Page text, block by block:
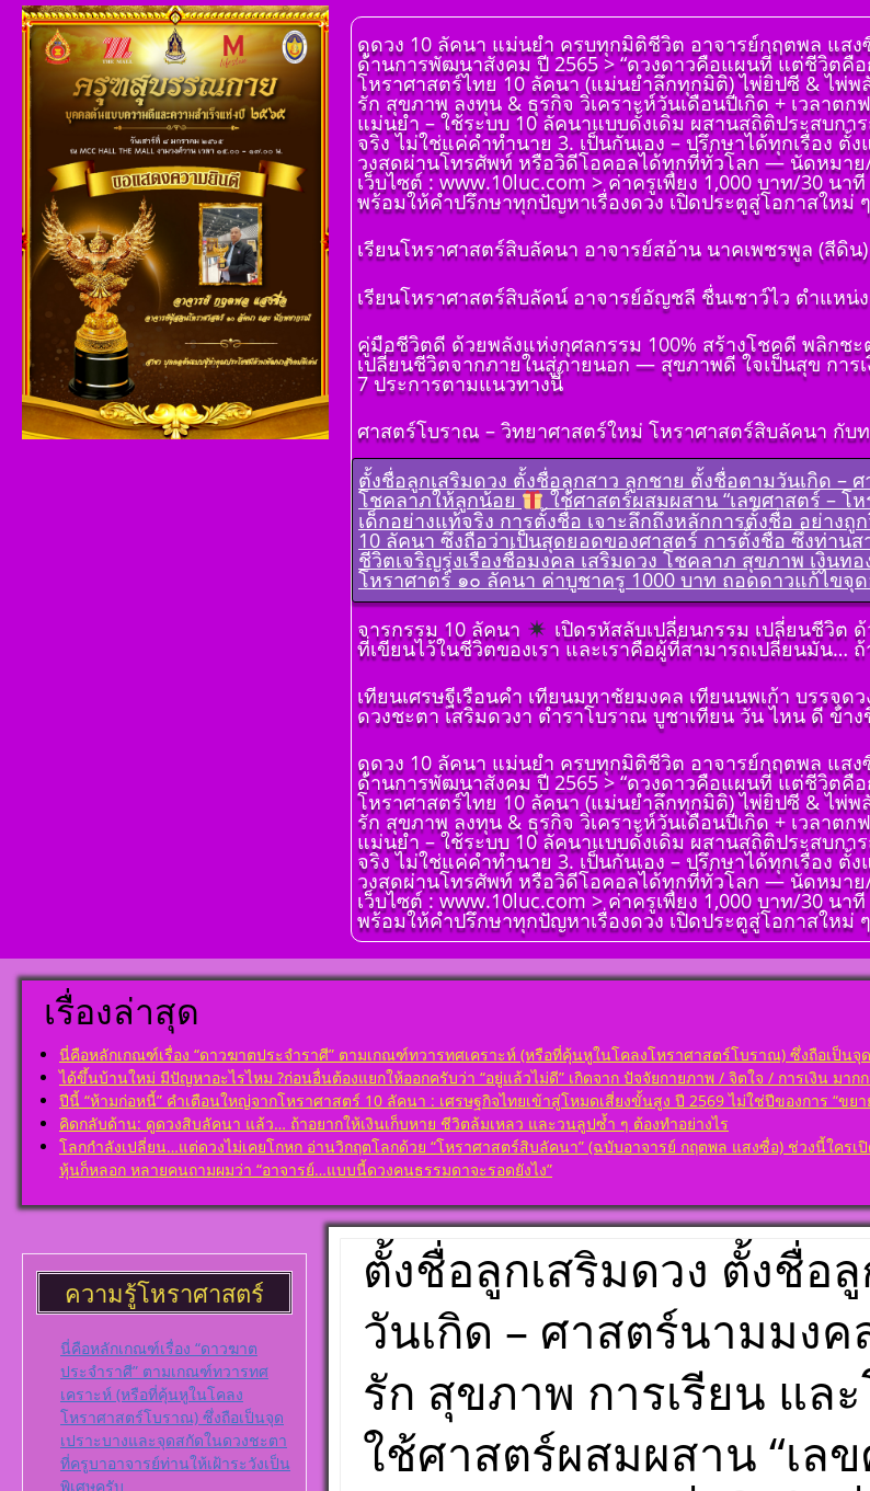
ดูดวง 10 ลัคนา แม่นยำ ครบทุกมิติชีวิต อาจารย์กฤตพล แส
ด้านการพัฒนาสังคม ปี 2565 > “ดวงดาวคือแผนที่ แต่ชีวิตคื
โหราศาสตร์ไทย 10 ลัคนา (แม่นยำลึกทุกมิติ) ไพ่ยิปซี & ไพ่พ
รัก สุขภาพ ลงทุน & ธุรกิจ วิเคราะห์วันเดือนปีเกิด + เวลาต
แม่นยำ – ใช้ระบบ 10 ลัคนาแบบดั้งเดิม ผสานสถิติประสบก
จริง ไม่ใช่แค่คำทำนาย 3. เป็นกันเอง – ปรึกษาได้ทุกเรื่อง
วงสดผ่านโทรศัพท์ หรือวิดีโอคอลได้ทุกที่ทั่วโลก — นัดหมาย
เว็บไซต์ : www.10luc.com > ค่าครูเพียง 1,000 บาท/30
พร้อมให้คำปรึกษาทุกปัญหาเรื่องดวง เปิดประตูสู่โอกาสให
เรียนโหราศาสตร์สิบลัคนา อาจารย์สอ้าน นาคเพชรพูล (สีดิ
โ ห ร า ส า ด (ฉบับ
เรียนรู้โดยไม่ต้องถาม)
พูล(สีดิน) บทที่ ๑ บทนำ
โ ห ร า ส า ด (ฉบับ
เรียนรู้โดยไม่ต้องถาม)
โดย สอ้าน นาคเพชร
พูล(สีดิน) บทที่ ๒ พื้น
ฐาน
โ ห ร า ส า ด (ฉบับ
เรียนรู้โดยไม่ต้องถาม)
โดย สอ้าน นาคเพชร
พูล (สีดิน) บทที่ ๓
ดวงดาวและเลขหมาย
แทนดาว
โ ห ร า ส า ด (ฉบับ
เรียนรู้โดยไม่ต้องถาม)
โดย สอ้าน นาคเพชร
ของดวง ๑๒ ราศีจักร
โ ห ร า ส า ด (ฉบับ
เรียนรู้โดยไม่ต้องถาม)
โดย สอ้าน นาคเพชร
พูล(สีดิน) บทที่ ๕
การนำเอาดวง ๘ ราศี
จักรมาเพื่อพยากรณ์
โ ห ร า ส า ด (ฉบับ
เรียนรู้โดยไม่ต้องถาม)
โดย สอ้าน นาคเพชร
พูล(สีดิน) บทที่ ๖ ดวง
ทักษา
โ ห ร า ส า ด (ฉบับ
ราศีจักร
โ ห ร า ส า ด (ฉบับ
เรียนรู้โดยไม่ต้องถาม)
โดย สอ้าน นาคเพชร
พูล(สีดิน) บทที่ ๘ ดวง
เกษตร
เรียนรู้โดยไม่ต้องถาม)
โดย สอ้าน นาคเพชร
พูล(สีดิน) บทที่ ๙ ดวง
ปรเกษตร (หรือดวง
ประ)
โ ห ร า ส า ด (ฉบับ
เรียนรู้โดยไม่ต้องถาม)
พูล(สีดิน) บทที่ ๑๐ ดวง
มหาอุจ
เรียนโหราศาสตร์สิบลัคน์ อาจารย์อัญชลี ชื่นเชาว์ไว ตำแห
คู่มือชีวิตดี ด้วยพลังแห่งกุศลกรรม 100% สร้างโชคดี พลิก
เปลี่ยนชีวิตจากภายในสู่ภายนอก — สุขภาพดี ใจเป็นสุข การ
7 ประการตามแนวทางนี้
ศาสตร์โบราณ – วิทยาศาสตร์ใหม่ โหราศาสตร์สิบลัคนา กับ
ตั้งชื่อลูกเสริมดวง ตั้งชื่อลูกสาว ลูกชาย ตั้งชื่อตามวันเกิด –
โชคลาภให้ลูกน้อย ใช้ศาสตร์ผสมผสาน “เลขศาสตร์ – โ
เด็กอย่างแท้จริง การตั้งชื่อ เจาะลึกถึงหลักการตั้งชื่อ อย่าง
10 ลัคนา ซึ่งถือว่าเป็นสุดยอดของศาสตร์ การตั้งชื่อ ซึ่งท่าน
ชีวิตเจริญรุ่งเรืองชื่อมงคล เสริมดวง โชคลาภ สุขภาพ เงิน
โหราศาตร์ ๑๐ ลัคนา ค่าบูชาครู 1000 บาท ถอดดาวแก้ไขจุ
ตั้งชื่อมงคลคนเกิดวัน
จันทร์ ตั้งชื่อดี เป็น
มงคล ชื่อมงคล ตั้งชื่อ
พลังดาวพระเคราะห์
ตั้งดวงถอดดาวด้วย
โหราศาตร์ ๑๐ ลัคนา
ออกมาเป็นจุดอ่อนจุด
แข็งแก้ไขข้อบกพร่อง
ในพื้นดวงชาตา
ตั้งชื่อมงคลคนเกิดวัน
อังคาร ตั้งชื่อดี เป็น
มงคล ชื่อมงคล ตั้งชื่อ
เลขศาสตร์ มหาทักษา
พลังดาวพระเคราะห์
ตั้งดวงถอดดาวด้วย
โหราศาตร์ ๑๐ ลัคนา
ออกมาเป็นจุดอ่อนจุด
แข็งแก้ไขข้อบกพร่อง
พุธ ตั้งชื่อดี เป็นมงคล
ชื่อมงคล ตั้งชื่อ เลข
ศาสตร์ มหาทักษา พลัง
ดาวพระเคราะห์ ตั้ง
ดวงถอดดาวด้วยโหรา
ศาตร์ ๑๐ ลัคนา ออกมา
เป็นจุดอ่อนจุดแข็ง
ดวงชาตา
ตั้งชื่อมงคลคนเกิดวัน
พฤหัสบดี ตั้งชื่อดี เป็น
มงคล ชื่อมงคล ตั้งชื่อ
เลขศาสตร์ มหาทักษา
พลังดาวพระเคราะห์
ตั้งดวงถอดดาวด้วย
ออกมาเป็นจุดอ่อนจุด
แข็งแก้ไขข้อบกพร่อง
ในพื้นดวงชาตา
ตั้งชื่อมงคลคนเกิดวัน
ศุกร์ ตั้งชื่อดี เป็นมงคล
จารกรรม 10 ลัคนา เปิดรหัสลับเปลี่ยนกรรม เปลี่ยนชีวิต
ที่เขียนไว้ในชีวิตของเรา และเราคือผู้ที่สามารถเปลี่ยนมัน… ถ้
เทียนเศรษฐีเรือนคำ เทียนมหาชัยมงคล เทียนนพเก้า บรรจุ
ดวงชะตา เสริมดวงา ตําราโบราณ บูชาเทียน วัน ไหน ดี ข้า
ดูดวง 10 ลัคนา แม่นยำ ครบทุกมิติชีวิต อาจารย์กฤตพล แส
ด้านการพัฒนาสังคม ปี 2565 > “ดวงดาวคือแผนที่ แต่ชีวิตคื
โหราศาสตร์ไทย 10 ลัคนา (แม่นยำลึกทุกมิติ) ไพ่ยิปซี & ไพ่พ
รัก สุขภาพ ลงทุน & ธุรกิจ วิเคราะห์วันเดือนปีเกิด + เวลาต
แม่นยำ – ใช้ระบบ 10 ลัคนาแบบดั้งเดิม ผสานสถิติประสบก
จริง ไม่ใช่แค่คำทำนาย 3. เป็นกันเอง – ปรึกษาได้ทุกเรื่อง
วงสดผ่านโทรศัพท์ หรือวิดีโอคอลได้ทุกที่ทั่วโลก — นัดหมาย
เว็บไซต์ : www.10luc.com > ค่าครูเพียง 1,000 บาท/30
พร้อมให้คำปรึกษาทุกปัญหาเรื่องดวง เปิดประตูสู่โอกาสให
เรื่องล่าสุด
นี่คือหลักเกณฑ์เรื่อง “ดาวฆาตประจำราศี” ตามเกณฑ์ทวารทศเคราะห์ (หรือที่คุ้นหูในโคลงโหราศาสตร์โบราณ) ซึ่งถือเป็นจุ
ได้ขึ้นบ้านใหม่ มีปัญหาอะไรไหม ?ก่อนอื่นต้องแยกให้ออกครับว่า “อยู่แล้วไม่ดี” เกิดจาก ปัจจัยกายภาพ / จิตใจ / การเงิน มาก
ปีนี้ “ห้ามก่อหนี้” คำเตือนใหญ่จากโหราศาสตร์ 10 ลัคนา : เศรษฐกิจไทยเข้าสู่โหมดเสี่ยงขั้นสูง ปี 2569 ไม่ใช่ปีของการ “ขย
คิดกลับด้าน: ดูดวงสิบลัคนา แล้ว… ถ้าอยากให้เงินเก็บหาย ชีวิตล้มเหลว และวนลูปซ้ำ ๆ ต้องทำอย่างไร
โลกกำลังเปลี่ยน…แต่ดวงไม่เคยโกหก อ่านวิกฤตโลกด้วย “โหราศาสตร์สิบลัคนา” (ฉบับอาจารย์ กฤตพล แสงซื่อ) ช่วงนี้ใคร
หุ้นก็หลอก หลายคนถามผมว่า “อาจารย์…แบบนี้ดวงคนธรรมดาจะรอดยังไง”
ความรู้โหราศาสตร์
นี่คือหลักเกณฑ์เรื่อง “ดาวฆาต
ประจำราศี” ตามเกณฑ์ทวารทศ
เคราะห์ (หรือที่คุ้นหูในโคลง
โหราศาสตร์โบราณ) ซึ่งถือเป็นจุด
เปราะบางและจุดสกัดในดวงชะตา
ที่ครูบาอาจารย์ท่านให้เฝ้าระวังเป็น
พิเศษครับ
ตั้งชื่อลูกเสริมดวง ตั้งชื่อ
วันเกิด – ศาสตร์นามมงค
รัก สุขภาพ การเรียน แล
ใช้ศาสตร์ผสมผสาน “เล